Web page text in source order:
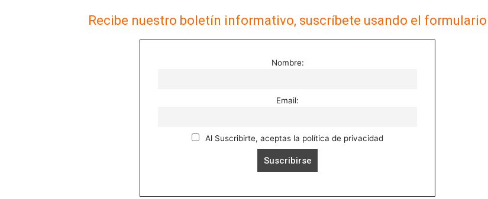
Recibe nuestro boletín informativo, suscríbete usando el formulario
Nombre:
Email:
Al Suscribirte, aceptas la política de privacidad